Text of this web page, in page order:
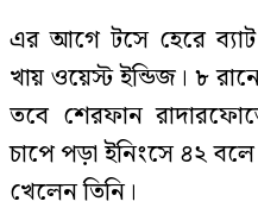
এর আগে টসে হেরে
খায় ওয়েস্ট ইন্ডিজ। ৮
তবে শেরফান
চাপে পড়া ইনিংসে ৪২
খেলেন তিনি।